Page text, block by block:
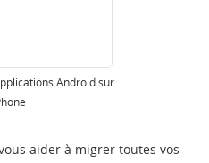
Android sur
aider à migrer toutes vos